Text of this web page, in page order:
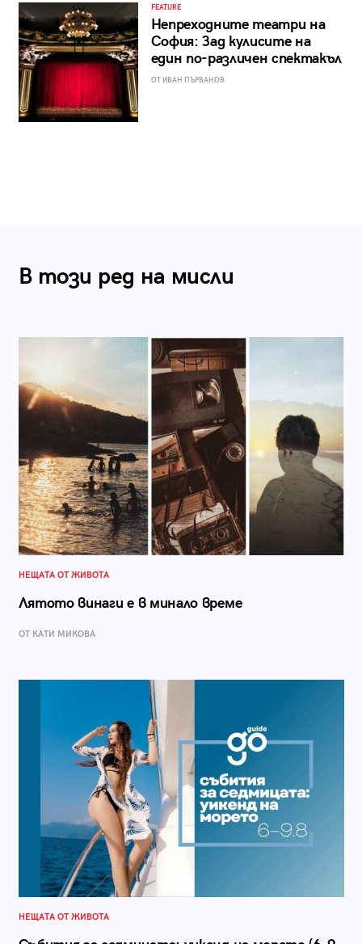
FEATURE
Непреходните театри на
София: Зад кулисите на
един по-различен спектакъл
ОТ ИВАН ПЪРВАНОВ
В този ред на мисли
НЕЩАТА ОТ ЖИВОТА
Лятото винаги е в минало време
ОТ КАТИ МИКОВА
НЕЩАТА ОТ ЖИВОТА